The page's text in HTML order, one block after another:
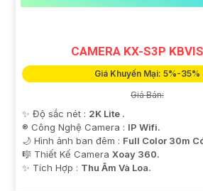
CAMERA KX-S3P
Giá Khuyến Mại: 5%-35%
Giá Bán:
✨ Độ sắc nét : 2K Lite .
®️ Công Nghệ Camera : IP Wifi.
🌙 Hình ảnh ban đêm : Full Color 30m
🎼️ Thiết Kế Camera Xoay 360.
️✨ Tích Hợp : Thu Âm Và Loa.